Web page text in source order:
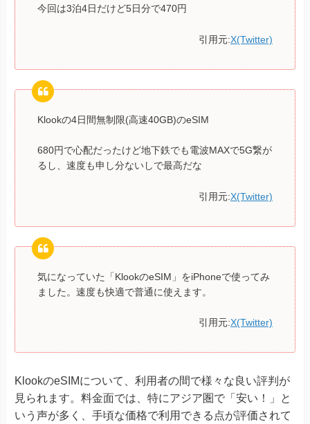
今回は3泊4日だけど5日分で470円
引用元:X(Twitter)
Klookの4日間無制限(高速40GB)のeSIM
680円で心配だったけど地下鉄でも電波MAXで5G繋が
るし、速度も申し分ないしで最高だな
引用元:X(Twitter)
気になっていた「KlookのeSIM」をiPhoneで使ってみ
ました。速度も快適で普通に使えます。
引用元:X(Twitter)
KlookのeSIMについて、利用者の間で様々な良い評判が
見られます。料金面では、特にアジア圏で「安い！」と
いう声が多く、手頃な価格で利用できる点が評価されて